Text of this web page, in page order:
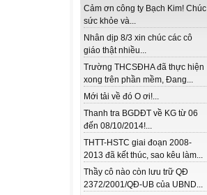
Cảm ơn công ty Bạch Kim! Chúc
sức khỏe và...
Nhân dịp 8/3 xin chúc các cô
giáo thật nhiều...
Trường THCSĐHA đã thực hiện
xong trên phần mềm, Đang...
Mới tải về đó O ơi!...
Thanh tra BGDĐT về KG từ 06
đến 08/10/2014!...
THTT-HSTC giai đoạn 2008-
2013 đã kết thúc, sao kêu làm...
Thầy cô nào còn lưu trữ QĐ
2372/2001/QĐ-UB của UBND...